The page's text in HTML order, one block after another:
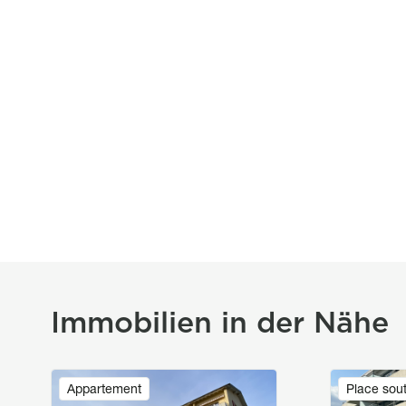
Immobilien in der Nähe
Appartement
Image Place
Image